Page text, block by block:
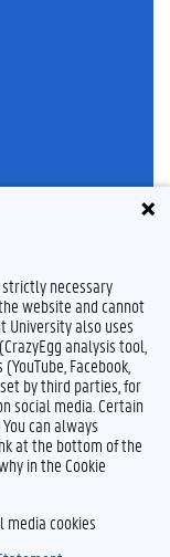
strictly necessary
website and cannot
University also uses
analysis tool,
Facebook,
by third parties, for
social media. Certain
can always
at the bottom of the
in the Cookie
media cookies